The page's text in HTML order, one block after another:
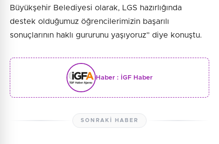
Büyükşehir Belediyesi olarak, LGS hazırlığında
destek olduğumuz öğrencilerimizin başarılı
sonuçlarının haklı gururunu yaşıyoruz” diye konuştu.
Haber : İGF Haber
SONRAKI HABER